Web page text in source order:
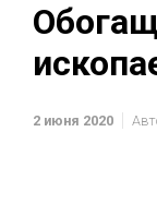
2 июня 2020